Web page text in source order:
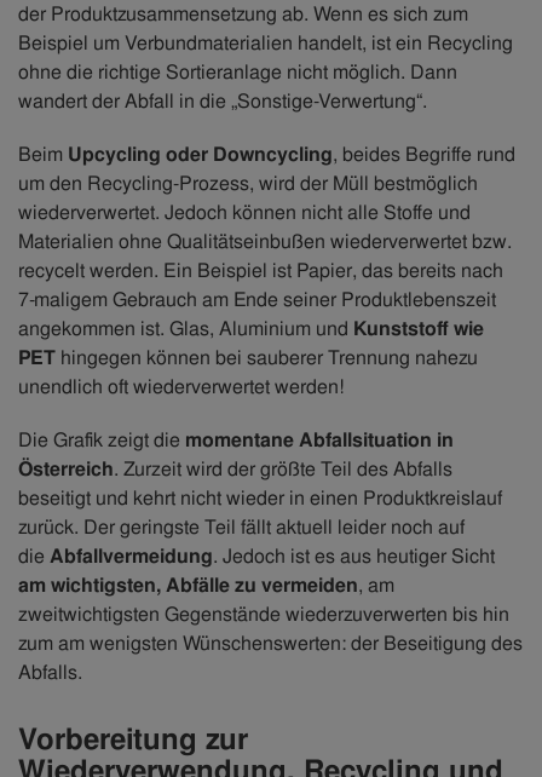
der Produktzusammensetzung ab. Wenn es sich zum
Beispiel um Verbundmaterialien handelt, ist ein Recycling
ohne die richtige Sortieranlage nicht möglich. Dann
wandert der Abfall in die „Sonstige-Verwertung“.
Beim Upcycling oder Downcycling, beides Begriffe rund
um den Recycling-Prozess, wird der Müll bestmöglich
wiederverwertet. Jedoch können nicht alle Stoffe und
Materialien ohne Qualitätseinbußen wiederverwertet bzw.
recycelt werden. Ein Beispiel ist Papier, das bereits nach
7-maligem Gebrauch am Ende seiner Produktlebenszeit
angekommen ist. Glas, Aluminium und Kunststoff wie
PET hingegen können bei sauberer Trennung nahezu
unendlich oft wiederverwertet werden!
Die Grafik zeigt die momentane Abfallsituation in
Österreich. Zurzeit wird der größte Teil des Abfalls
beseitigt und kehrt nicht wieder in einen Produktkreislauf
zurück. Der geringste Teil fällt aktuell leider noch auf
die Abfallvermeidung. Jedoch ist es aus heutiger Sicht
am wichtigsten, Abfälle zu vermeiden, am
zweitwichtigsten Gegenstände wiederzuverwerten bis hin
zum am wenigsten Wünschenswerten: der Beseitigung des
Abfalls.
Vorbereitung zur